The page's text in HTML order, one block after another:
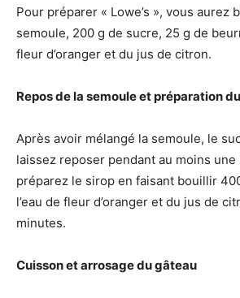
Pour préparer « Lowe’s », vous aurez
semoule, 200 g de sucre, 25 g de
fleur d’oranger et du jus de citron.
Repos de la semoule et préparation
Après avoir mélangé la semoule, le
laissez reposer pendant au moins une
préparez le sirop en faisant bouillir
l’eau de fleur d’oranger et du jus de
minutes.
Cuisson et arrosage du gâteau